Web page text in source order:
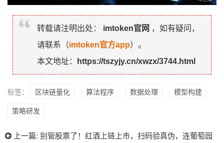
转载请注明出处： imtoken官网 ，如有疑问，
请联系（imtoken官方app）。
本文地址：
https://tszyjy.cn/xwzx/3744.html
标签： 区块链量化 算法程序 数据处理 模型构建
策略研发
上一篇: 别管股票了！红酒上链上市，扫码验真伪，连葡萄园